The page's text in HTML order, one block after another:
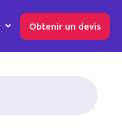
Obtenir un devis